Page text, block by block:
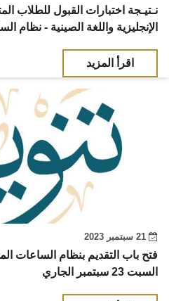
نـتيـجة اختبارات القبول للطلاب
الإنجليزية واللغة الصينية - نظام
اقرأ المزيد
فتح باب التقديم بنظام الساعات
السبت 23 سبتمبر الجاري